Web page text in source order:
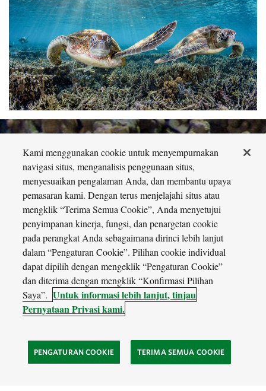
Photo: Jordan Robins
Kami menggunakan cookie untuk menyempurnakan
navigasi situs, menganalisis penggunaan situs,
menyesuaikan pengalaman Anda, dan membantu upaya
pemasaran kami. Dengan terus menjelajahi situs atau
mengklik “Terima Semua Cookie”, Anda menyetujui
penyimpanan kinerja, fungsi, dan penargetan cookie
pada perangkat Anda sebagaimana dirinci lebih lanjut
dalam “Pengaturan Cookie”. Pilihan cookie individual
dapat dipilih dengan mengeklik “Pengaturan Cookie”
dan diterima dengan mengklik “Konfirmasi Pilihan
Saya”. Untuk informasi lebih lanjut, tinjau
Pernyataan Privasi kami.
PENGATURAN COOKIE TERIMA SEMUA COOKIE